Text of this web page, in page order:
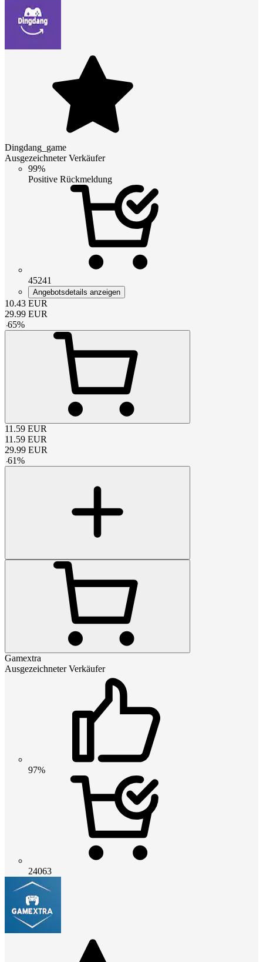
Dingdang_game
Ausgezeichneter Verkäufer
99%
Positive Rückmeldung
45241
Angebotsdetails anzeigen
10.43 EUR
29.99 EUR
-65%
11.59 EUR
11.59 EUR
29.99 EUR
-61%
Gamextra
Ausgezeichneter Verkäufer
97%
24063